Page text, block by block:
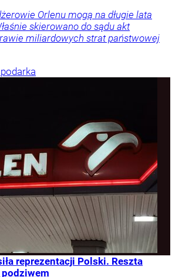
Orlenu mogą na długie lata
skierowano do sądu akt
miliardowych strat państwowej
reprezentacji Polski. Reszta